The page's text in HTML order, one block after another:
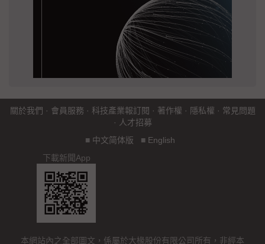
關於我們 · 會員服務 · 科技產業報訂閱 · 著作權 · 隱私權 · 常見問題
· 人才招募
■ 中文简体版 ■ English
下載新聞App
本網站內之全部圖文，係屬於大椽股份有限公司所有，非經本